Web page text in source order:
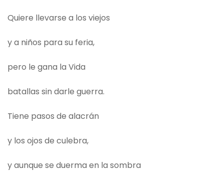
Quiere llevarse a los viejos
y a niños para su feria,
pero le gana la Vida
batallas sin darle guerra.
Tiene pasos de alacrán
y los ojos de culebra,
y aunque se duerma en la sombra